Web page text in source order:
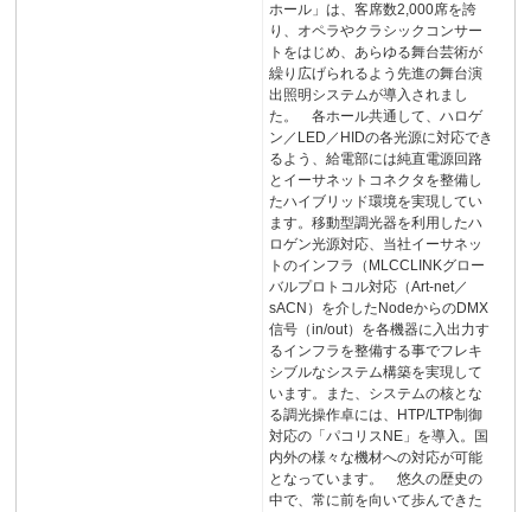
ホール」は、客席数2,000席を誇
り、オペラやクラシックコンサー
トをはじめ、あらゆる舞台芸術が
繰り広げられるよう先進の舞台演
出照明システムが導入されまし
た。 各ホール共通して、ハロゲ
ン／LED／HIDの各光源に対応でき
るよう、給電部には純直電源回路
とイーサネットコネクタを整備し
たハイブリッド環境を実現してい
ます。移動型調光器を利用したハ
ロゲン光源対応、当社イーサネッ
トのインフラ（MLCCLINKグロー
バルプロトコル対応（Art-net／
sACN）を介したNodeからのDMX
信号（in/out）を各機器に入出力す
るインフラを整備する事でフレキ
シブルなシステム構築を実現して
います。また、システムの核とな
る調光操作卓には、HTP/LTP制御
対応の「パコリスNE」を導入。国
内外の様々な機材への対応が可能
となっています。 悠久の歴史の
中で、常に前を向いて歩んできた